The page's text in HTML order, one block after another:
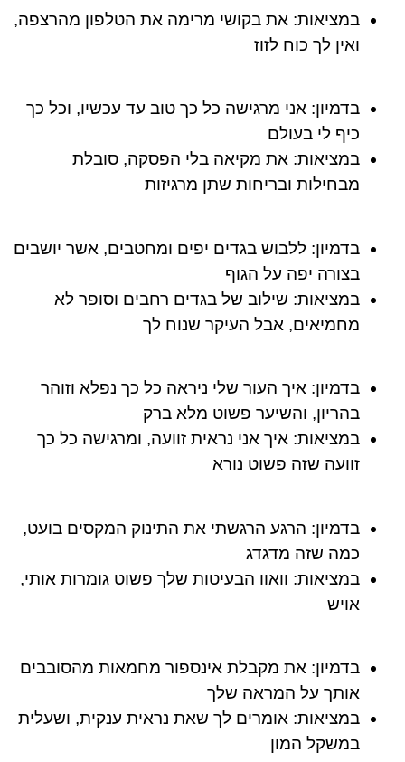
במציאות: את בקושי מרימה את הטלפון מהרצפה,
ואין לך כוח לזוז
בדמיון: אני מרגישה כל כך טוב עד עכשיו, וכל כך
כיף לי בעולם
במציאות: את מקיאה בלי הפסקה, סובלת
מבחילות ובריחות שתן מרגיזות
בדמיון: ללבוש בגדים יפים ומחטבים, אשר יושבים
בצורה יפה על הגוף
במציאות: שילוב של בגדים רחבים וסופר לא
מחמיאים, אבל העיקר שנוח לך
בדמיון: איך העור שלי ניראה כל כך נפלא וזוהר
בהריון, והשיער פשוט מלא ברק
במציאות: איך אני נראית זוועה, ומרגישה כל כך
זוועה שזה פשוט נורא
בדמיון: הרגע הרגשתי את התינוק המקסים בועט,
כמה שזה מדגדג
במציאות: וואוו הבעיטות שלך פשוט גומרות אותי,
אויש
בדמיון: את מקבלת אינספור מחמאות מהסובבים
אותך על המראה שלך
במציאות: אומרים לך שאת נראית ענקית, ושעלית
במשקל המון